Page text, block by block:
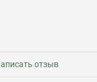
отзыв